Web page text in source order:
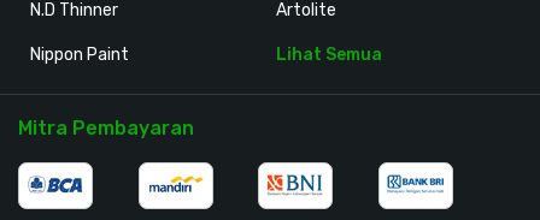
N.D Thinner
Nippon Paint
Artolite
Lihat Semua
Mitra Pembayaran